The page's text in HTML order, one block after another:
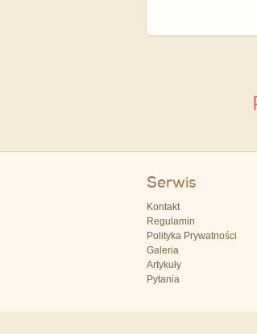
Serwis
Kontakt
Regulamin
Polityka Prywatności
Galeria
Artykuły
Pytania